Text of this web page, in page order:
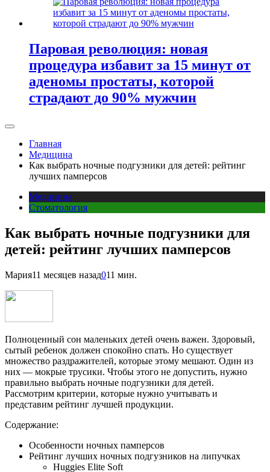
Паровая революция: новая
процедура избавит за 15 минут от
аденомы простаты, которой
страдают до 90% мужчин
Главная
Медицина
Как выбрать ночные подгузники для детей: рейтинг
лучших памперсов
Медицина
Стоматология
Как выбрать ночные подгузники для
детей: рейтинг лучших памперсов
Мария11 месяцев назад011 мин.
Полноценный сон маленьких детей очень важен. Здоровый,
сытый ребенок должен спокойно спать. Но существует
множество раздражителей, которые этому мешают. Один из
них — мокрые трусики. Чтобы этого не допустить, нужно
правильно выбрать ночные подгузники для детей.
Рассмотрим критерии, которые нужно учитывать и
представим рейтинг лучшей продукции.
Содержание:
Особенности ночных памперсов
Рейтинг лучших ночных подгузников на липучках
Huggies Elite Soft